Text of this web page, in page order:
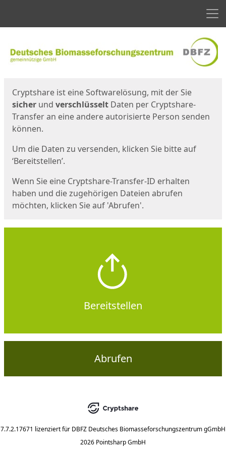
Cryptshare ist eine Softwarelösung, mit der Sie
sicher und verschlüsselt Daten per Cryptshare-
Transfer an eine andere autorisierte Person senden
können.
Um die Daten zu versenden, klicken Sie bitte auf
‘Bereitstellen’.
Wenn Sie eine Cryptshare-Transfer-ID erhalten
haben und die zugehörigen Dateien abrufen
möchten, klicken Sie auf 'Abrufen'.
Bereitstellen
Abrufen
7.7.2.17671 lizenziert für DBFZ Deutsches Biomasseforschungszentrum gGmbH
2026 Pointsharp GmbH